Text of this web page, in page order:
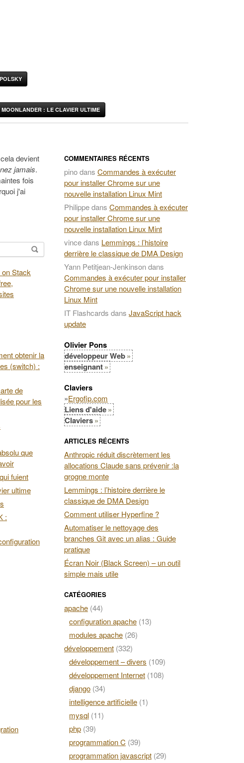
MOONLANDER : LE CLAVIER ULTIME
devient
jamais.
fois
j'ai
obtenir la
(switch) :
de
pour les
que
fuient
ultime
:
COMMENTAIRES RÉCENTS
pinodans Commandes à exécuter
pour installer Chrome sur une
nouvelle installation Linux Mint
Philippedans Commandes à exécuter
pour installer Chrome sur une
nouvelle installation Linux Mint
vincedans Lemmings : l’histoire
derrière le classique de DMA Design
Yann Petitjean-Jenkinsondans
Commandes à exécuter pour installer
Chrome sur une nouvelle installation
Linux Mint
IT Flashcards dans JavaScript hack
update
Olivier Pons
développeur Web
enseignant
Claviers
»Ergofip.com
Liens d'aide
Claviers
ARTICLES RÉCENTS
Anthropic réduit discrètement les
allocations Claude sans prévenir :la
grogne monte
Lemmings : l’histoire derrière le
classique de DMA Design
Comment utiliser Hyperfine ?
Automatiser le nettoyage des
branches Git avec un alias : Guide
pratique
Écran Noir (Black Screen) – un outil
simple mais utile
CATÉGORIES
apache (44)
configuration apache (13)
modules apache (26)
développement (332)
développement – divers (109)
développement Internet (108)
django (34)
intelligence artificielle (1)
mysql (11)
php (39)
programmation C (39)
programmation javascript (29)